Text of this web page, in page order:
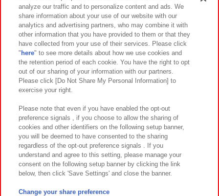
イベント・キャンペーン
関連会社 サステナビリティ サイトポリシー
プライバシーポリシー ウェブアクセシビリティ方針と検証結果
お取引先さまとともに
カスタマーハラスメント対応方針 よくあるご質問・お問い合わせ
©Bandai Namco Amusement Inc.
©Bandai Namco Amusement Lab Inc.
analyze our traffic and to personalize content and ads. We
share information about your use of our website with our
analytics and advertising partners, who may combine it with
other information that you have provided to them or that they
have collected from your use of their services. Please click
" here" to see more details about how we use cookies and
the retention period of each cookie. You have the right to opt
out of our sharing of your information with our partners.
Please click [Do Not Share My Personal Information] to
exercise your right.
Please note that even if you have enabled the opt-out
preference signals , if you choose to allow the sharing of
cookies and other identifiers on the following setup banner,
you will be deemed to have consented to the sharing
regardless of the opt-out preference signals . If you
understand and agree to this setting, please manage your
consent on the following setup banner by clicking the link
below, then click 'Save Settings' and close the banner.
Change your share preference